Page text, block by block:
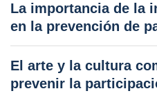
La importancia de la
en la prevención de
El arte y la cultura
prevenir la